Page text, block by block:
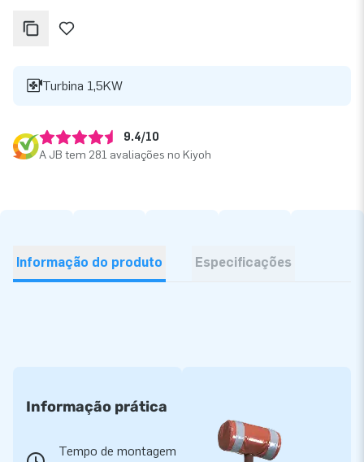
Turbina 1,5KW
9.4/10
A JB tem 281 avaliações no Kiyoh
Informação do produto Especificações
Informação prática
Tempo de montagem